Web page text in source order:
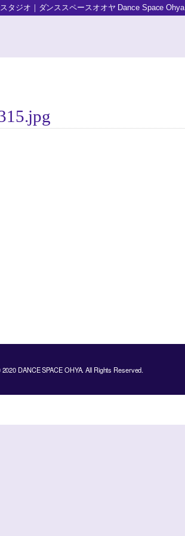
タジオ｜ダンススペースオオヤ Dance Space Ohya
DANCE SPACE OHYA. All Rights Reserved.